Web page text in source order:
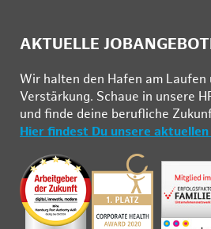
AKTUELLE
Wir hal­ten den Ha­fen am Lau­fen
Ver­stär­kung. Schau­e in un­se­re
und fin­de deine be­ruf­li­che
Hier findest Du unsere